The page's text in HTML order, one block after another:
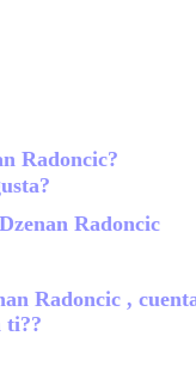
Radoncic?
Radoncic
Radoncic ,
ti??